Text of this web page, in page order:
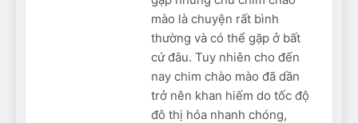
Distances?
Can Bulldogs Play Fetch?
And How to Train Them!
7 Năm Ago
How Often Do I Need to
Groom My Bulldog
mào là chuyện rất bình
thường và có thể gặp ở bất
cứ đâu. Tuy nhiên cho đến
nay chim chào mào đã dần
trở nên khan hiếm do tốc độ
đô thị hóa nhanh chóng,